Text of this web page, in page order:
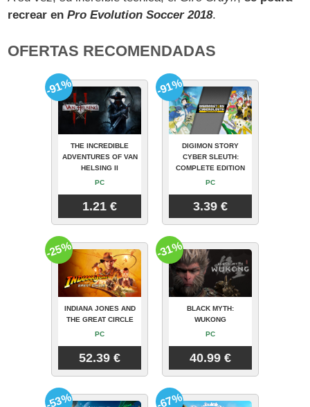
recrear enPro Evolution Soccer 2018.
OFERTAS RECOMENDADAS
THE INCREDIBLE
ADVENTURES OF VAN
HELSING II
PC
1.21 €
-91%
DIGIMON STORY
CYBER SLEUTH:
COMPLETE EDITION
PC
3.39 €
-91%
INDIANA JONES AND
THE GREAT CIRCLE
PC
52.39 €
-25%
BLACK MYTH:
WUKONG
PC
40.99 €
-31%
-53% -67%